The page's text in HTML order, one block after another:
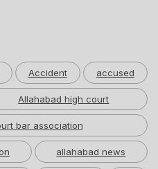
Accident accused
Allahabad high court
bar association
allahabad news